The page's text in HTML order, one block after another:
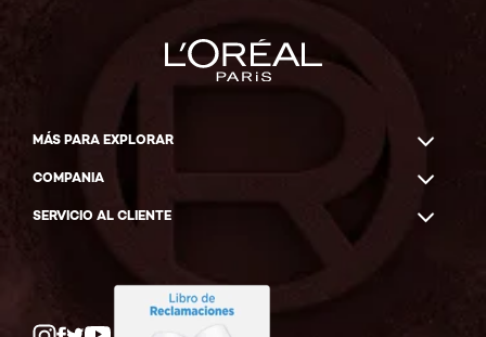
MÁS PARA EXPLORAR
COMPANIA
SERVICIO AL CLIENTE